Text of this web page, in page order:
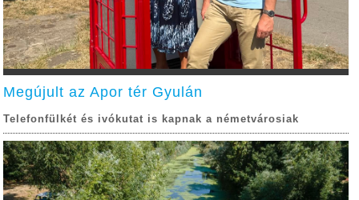
Megújult az Apor tér Gyulán
Telefonfülkét és ivókutat is kapnak a németvárosiak